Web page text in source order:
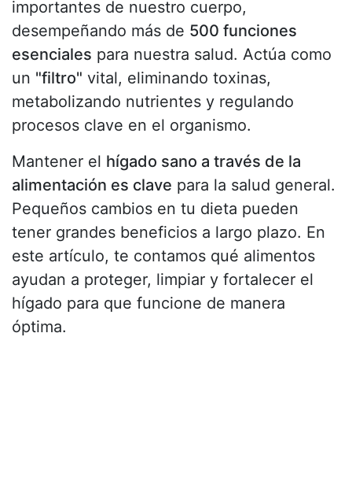
importantes de nuestro cuerpo,
desempeñando más de 500 funciones
esenciales para nuestra salud. Actúa como
un "filtro" vital, eliminando toxinas,
metabolizando nutrientes y regulando
procesos clave en el organismo.
Mantener el hígado sano a través de la
alimentación es clave para la salud general.
Pequeños cambios en tu dieta pueden
tener grandes beneficios a largo plazo. En
este artículo, te contamos qué alimentos
ayudan a proteger, limpiar y fortalecer el
hígado para que funcione de manera
óptima.